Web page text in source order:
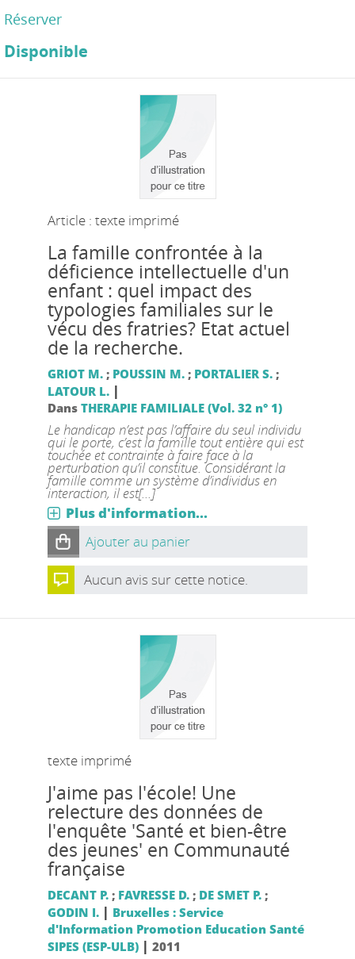
Réserver
Disponible
Article : texte imprimé
La famille confrontée à la
déficience intellectuelle d'un
enfant : quel impact des
typologies familiales sur le
vécu des fratries? Etat actuel
de la recherche.
GRIOT M.; POUSSIN M.; PORTALIER S.;
LATOUR L. |
Dans THERAPIE FAMILIALE (Vol. 32 n° 1)
Le handicap n’est pas l’affaire du seul individu
qui le porte, c’est la famille tout entière qui est
touchée et contrainte à faire face à la
perturbation qu’il constitue. Considérant la
famille comme un système d’individus en
interaction, il est[...]
Plus d'information...
Ajouter au panier
Aucun avis sur cette notice.
texte imprimé
J'aime pas l'école! Une
relecture des données de
l'enquête 'Santé et bien-être
des jeunes' en Communauté
française
DECANT P.; FAVRESSE D.; DE SMET P.;
GODIN I. | Bruxelles : Service
d'Information Promotion Education Santé
SIPES (ESP-ULB)| 2011